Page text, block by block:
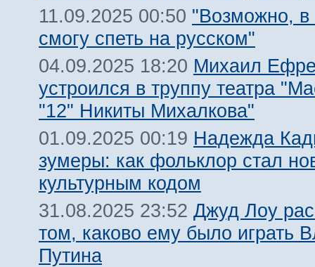
11.09.2025 00:50 "Возможно,
смогу спеть на русском"
04.09.2025 18:20 Михаил
устроился в труппу театра
"12" Никиты Михалкова"
01.09.2025 00:19 Надежда
зумеры: как фольклор стал
культурным кодом
31.08.2025 23:52 Джуд Лоу
том, каково ему было играть
Путина